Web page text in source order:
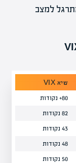
למצב
שיא VIX
80+ נקודות
82 נקודות
43 נקודות
48 נקודות
50 נקודות